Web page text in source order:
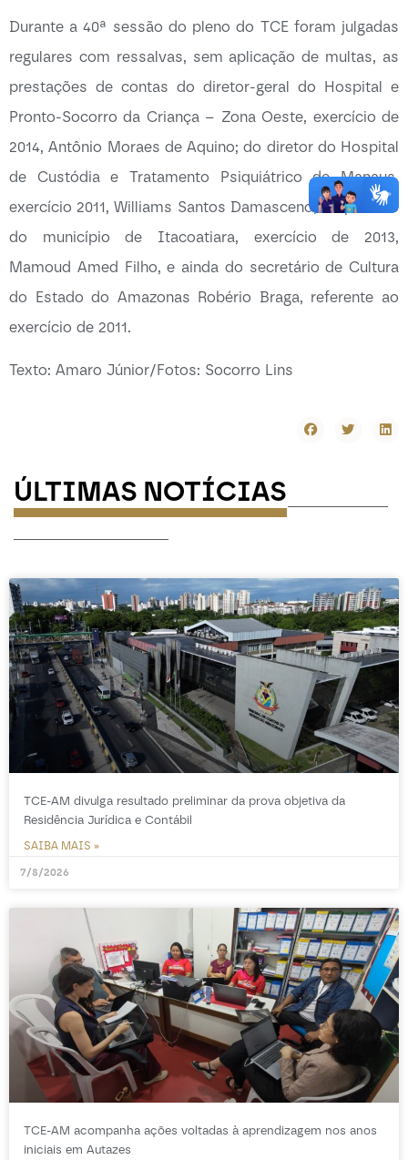
Durante a 40ª sessão do pleno do TCE foram julgadas
regulares com ressalvas, sem aplicação de multas, as
prestações de contas do diretor-geral do Hospital e
Pronto-Socorro da Criança – Zona Oeste, exercício de
2014, Antônio Moraes de Aquino; do diretor do Hospital
de Custódia e Tratamento Psiquiátrico de Manaus,
exercício 2011, Williams Santos Damasceno; do prefeito
do município de Itacoatiara, exercício de 2013,
Mamoud Amed Filho, e ainda do secretário de Cultura
do Estado do Amazonas Robério Braga, referente ao
exercício de 2011.
Texto: Amaro Júnior/Fotos: Socorro Lins
ÚLTIMAS NOTÍCIAS
-----------------
TCE-AM divulga resultado preliminar da prova objetiva da
Residência Jurídica e Contábil
SAIBA MAIS »
7/8/2026
TCE-AM acompanha ações voltadas à aprendizagem nos anos
iniciais em Autazes